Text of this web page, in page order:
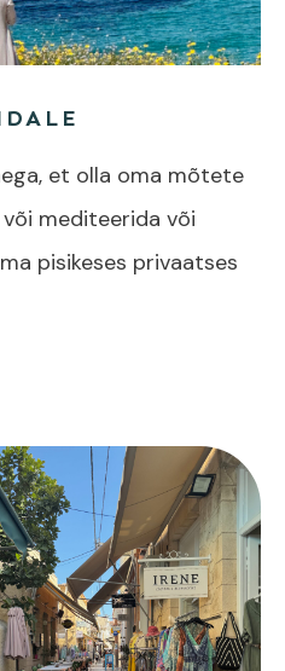
et olla oma mõtete
mediteerida või
pisikeses privaatses